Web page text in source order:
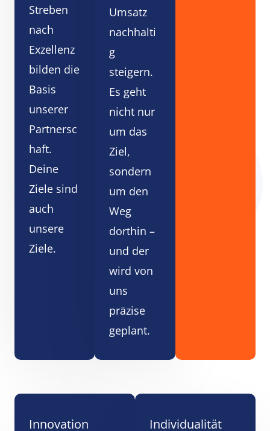
Streben
nach
Exzellenz
bilden die
Basis
unserer
Partnersc
haft.
Deine
Ziele sind
auch
unsere
Ziele.
Umsatz
nachhalti
g
steigern.
Es geht
nicht nur
um das
Ziel,
sondern
um den
Weg
dorthin –
und der
wird von
uns
präzise
geplant.
Innovation​ Individualität